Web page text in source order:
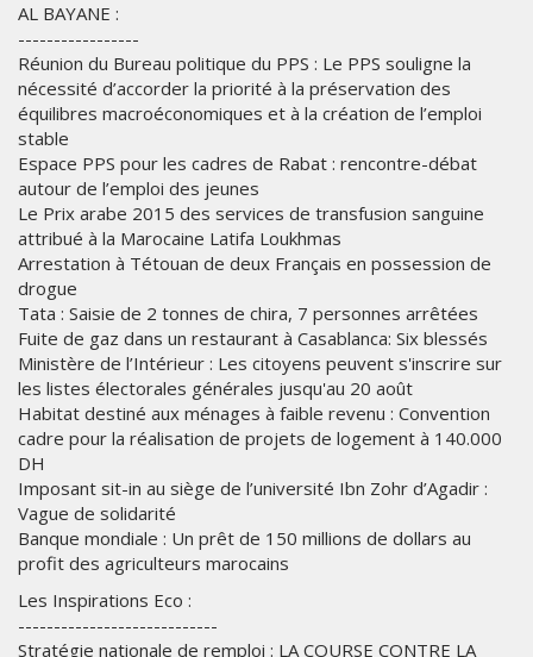
AL BAYANE :
-----------------
Réunion du Bureau politique du PPS : Le PPS souligne la
nécessité d’accorder la priorité à la préservation des
équilibres macroéconomiques et à la création de l’emploi
stable
Espace PPS pour les cadres de Rabat : rencontre-débat
autour de l’emploi des jeunes
Le Prix arabe 2015 des services de transfusion sanguine
attribué à la Marocaine Latifa Loukhmas
Arrestation à Tétouan de deux Français en possession de
drogue
Tata : Saisie de 2 tonnes de chira, 7 personnes arrêtées
Fuite de gaz dans un restaurant à Casablanca: Six blessés
Ministère de l’Intérieur : Les citoyens peuvent s'inscrire sur
les listes électorales générales jusqu'au 20 août
Habitat destiné aux ménages à faible revenu : Convention
cadre pour la réalisation de projets de logement à 140.000
DH
Imposant sit-in au siège de l’université Ibn Zohr d’Agadir :
Vague de solidarité
Banque mondiale : Un prêt de 150 millions de dollars au
profit des agriculteurs marocains
Les Inspirations Eco :
----------------------------
Stratégie nationale de remploi : LA COURSE CONTRE LA